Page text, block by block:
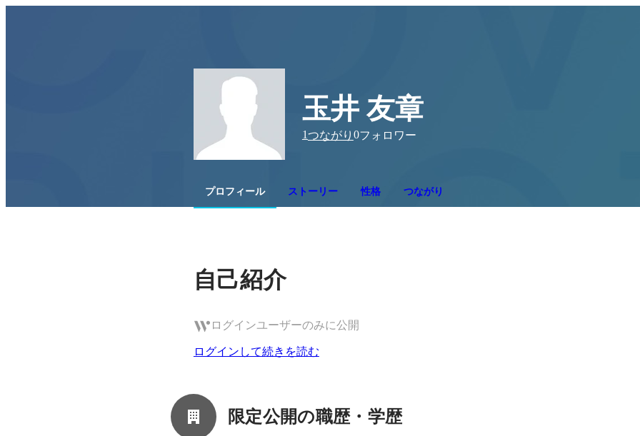
玉井 友章
1つながり 0フォロワー
プロフィール ストーリー 性格 つながり
自己紹介
ログインユーザーのみに公開
ログインして続きを読む
限定公開の職歴・学歴